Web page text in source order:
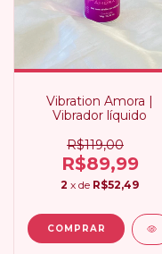
Vibration Amora |
Vibrador líquido
R$119,00
R$89,99
2 x de R$52,49